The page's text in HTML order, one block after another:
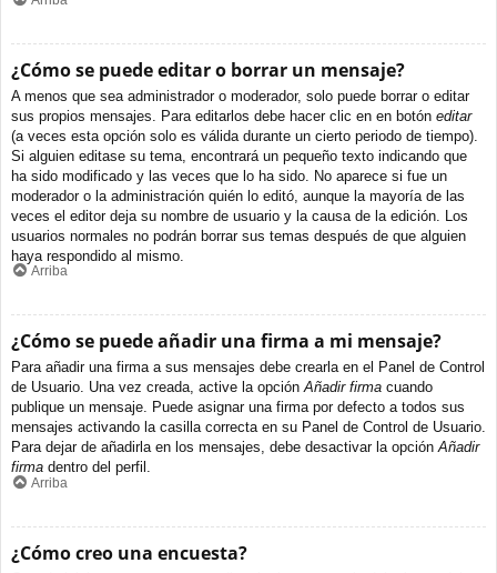
¿Cómo se puede editar o borrar un mensaje?
A menos que sea administrador o moderador, solo puede borrar o editar
sus propios mensajes. Para editarlos debe hacer clic en en botón editar
(a veces esta opción solo es válida durante un cierto periodo de tiempo).
Si alguien editase su tema, encontrará un pequeño texto indicando que
ha sido modificado y las veces que lo ha sido. No aparece si fue un
moderador o la administración quién lo editó, aunque la mayoría de las
veces el editor deja su nombre de usuario y la causa de la edición. Los
usuarios normales no podrán borrar sus temas después de que alguien
haya respondido al mismo.
Arriba
¿Cómo se puede añadir una firma a mi mensaje?
Para añadir una firma a sus mensajes debe crearla en el Panel de Control
de Usuario. Una vez creada, active la opciónAñadir firma cuando
publique un mensaje. Puede asignar una firma por defecto a todos sus
mensajes activando la casilla correcta en su Panel de Control de Usuario.
Para dejar de añadirla en los mensajes, debe desactivar la opciónAñadir
firma dentro del perfil.
Arriba
¿Cómo creo una encuesta?